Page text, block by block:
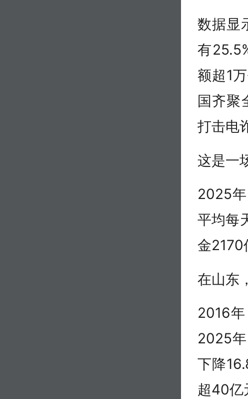
数据显
有
额超1
国齐聚
打击电
这是一
2025年
平均每
金2170
在山东
2016年
2025
下降
超40亿